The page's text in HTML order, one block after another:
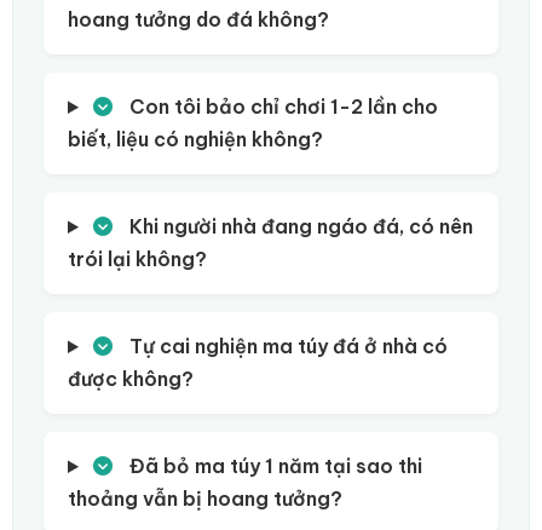
hoang tưởng do đá không?
Con tôi bảo chỉ chơi 1-2 lần cho
biết, liệu có nghiện không?
Khi người nhà đang ngáo đá, có nên
trói lại không?
Tự cai nghiện ma túy đá ở nhà có
được không?
Đã bỏ ma túy 1 năm tại sao thi
thoảng vẫn bị hoang tưởng?